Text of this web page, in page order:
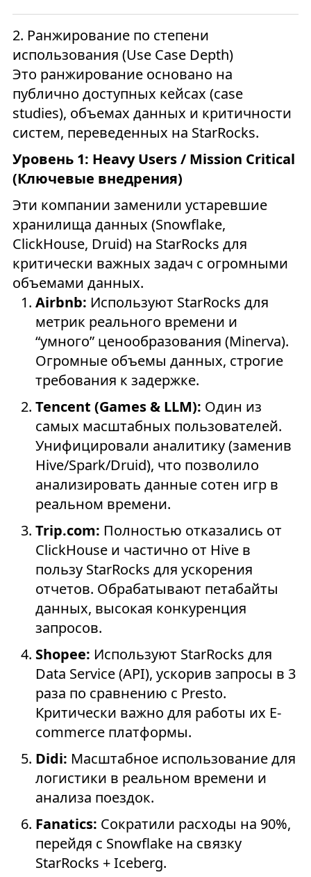
2. Ранжирование по степени
использования (Use Case Depth)
Это ранжирование основано на
публично доступных кейсах (case
studies), объемах данных и критичности
систем, переведенных на StarRocks.
Уровень 1: Heavy Users / Mission Critical
(Ключевые внедрения)
Эти компании заменили устаревшие
хранилища данных (Snowflake,
ClickHouse, Druid) на StarRocks для
критически важных задач с огромными
объемами данных.
Airbnb: Используют StarRocks для
метрик реального времени и
“умного” ценообразования (Minerva).
Огромные объемы данных, строгие
требования к задержке.
Tencent (Games & LLM): Один из
самых масштабных пользователей.
Унифицировали аналитику (заменив
Hive/Spark/Druid), что позволило
анализировать данные сотен игр в
реальном времени.
Trip.com: Полностью отказались от
ClickHouse и частично от Hive в
пользу StarRocks для ускорения
отчетов. Обрабатывают петабайты
данных, высокая конкуренция
запросов.
Shopee: Используют StarRocks для
Data Service (API), ускорив запросы в 3
раза по сравнению с Presto.
Критически важно для работы их E-
commerce платформы.
Didi: Масштабное использование для
логистики в реальном времени и
анализа поездок.
Fanatics: Сократили расходы на 90%,
перейдя с Snowflake на связку
StarRocks + Iceberg.